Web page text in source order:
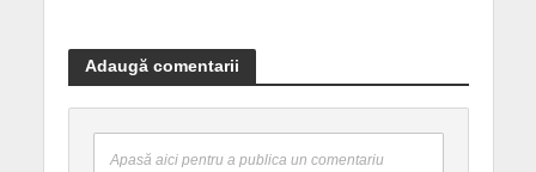
Adaugă comentarii
Apasă aici pentru a publica un comentariu